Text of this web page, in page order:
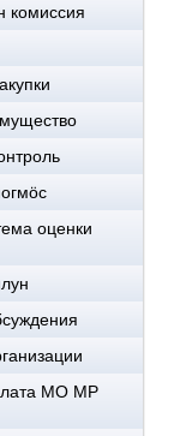
комиссия
оценки
МО МР